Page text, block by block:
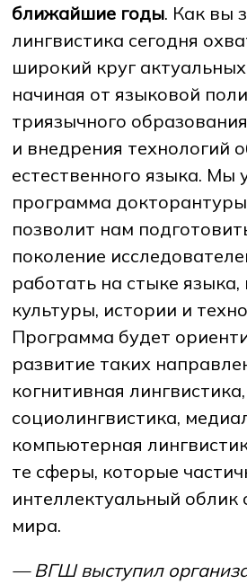
ближайшие годы. Как вы
лингвистика сегодня
широкий круг
начиная от языковой
триязычного
и внедрения технологий
естественного языка. Мы
программа
позволит нам
поколение
работать на стыке языка,
культуры, истории и
Программа будет
развитие таких
когнитивная лингвистика,
социолингвистика,
компьютерная
те сферы, которые
интеллектуальный облик
мира.
— ВГШ выступил